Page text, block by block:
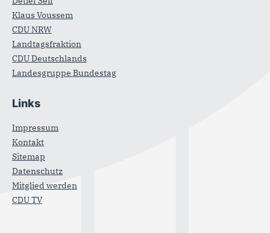
Klaus Voussem
CDU NRW
Landtagsfraktion
CDU Deutschlands
Landesgruppe Bundestag
Links
Impressum
Kontakt
Sitemap
Datenschutz
Mitglied werden
CDU TV